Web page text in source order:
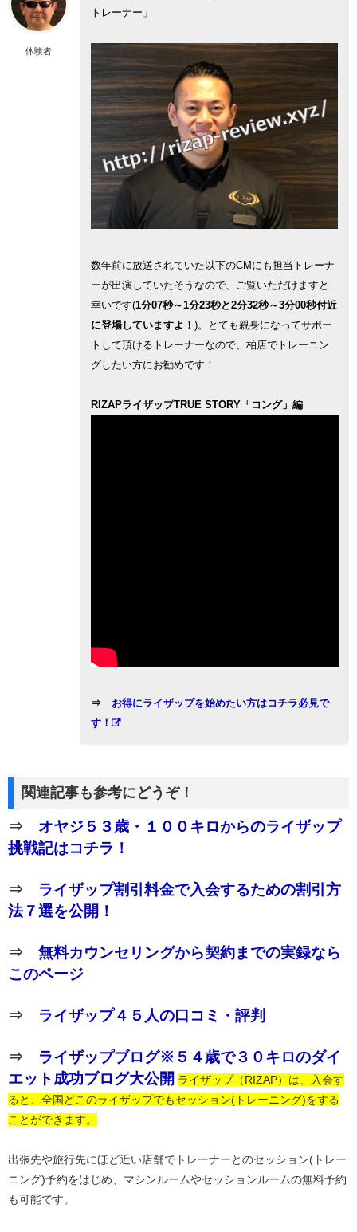
体験者
トレーナー」
数年前に放送されていた以下のCMにも担当トレーナ
ーが出演していたそうなので、ご覧いただけますと
幸いです(1分07秒～1分23秒と2分32秒～3分00秒付近
に登場していますよ！ )。とても親身になってサポー
トして頂けるトレーナーなので、柏店でトレーニン
グしたい方にお勧めです！
RIZAPライザップTRUE STORY「コング」編
⇒
お得にライザップを始めたい方はコチラ必見で
す！
関連記事も参考にどうぞ！
⇒ オヤジ５３歳・１００キロからのライザップ
挑戦記はコチラ！
⇒ ライザップ割引料金で入会するための割引方
法７選を公開！
⇒ 無料カウンセリングから契約までの実録なら
このページ
⇒ ライザップ４５人の口コミ・評判
⇒ ライザップブログ※５４歳で３０キロのダイ
エット成功ブログ大公開 ライザップ（RIZAP）は、入会す
ると、全国どこのライザップでもセッション(トレーニング)をする
ことができます。
出張先や旅行先にほど近い店舗でトレーナーとのセッション(トレー
ニング)予約をはじめ、マシンルームやセッションルームの無料予約
も可能です。